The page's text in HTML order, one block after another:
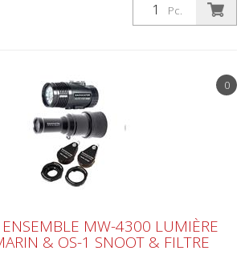
Pc.
0
ENSEMBLE MW-4300 LUMIÈRE
& OS-1 SNOOT & FILTRE